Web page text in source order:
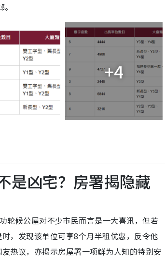
+4
是凶宅？房署揭隐藏
轮候公屋对不少市民而言是一大喜讯，但若
，发现该单位可享8个月半租优惠，反令他
议，亦揭示房屋署一项鲜为人知的特别安